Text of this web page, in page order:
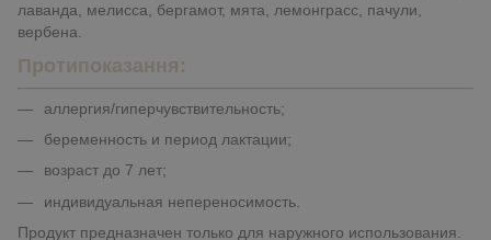
лаванда, мелисса, бергамот, мята, лемонграсс, пачули,
вербена.
Протипоказання :
аллергия/гиперчувствительность;
беременность и период лактации;
возраст до 7 лет;
индивидуальная непереносимость.
Продукт предназначен только для наружного использования.